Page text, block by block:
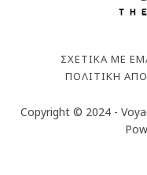
ΣΧΕΤΙΚΑ ΜΕ
ΠΟΛΙΤΙΚΗ
Copyright © 2024 -